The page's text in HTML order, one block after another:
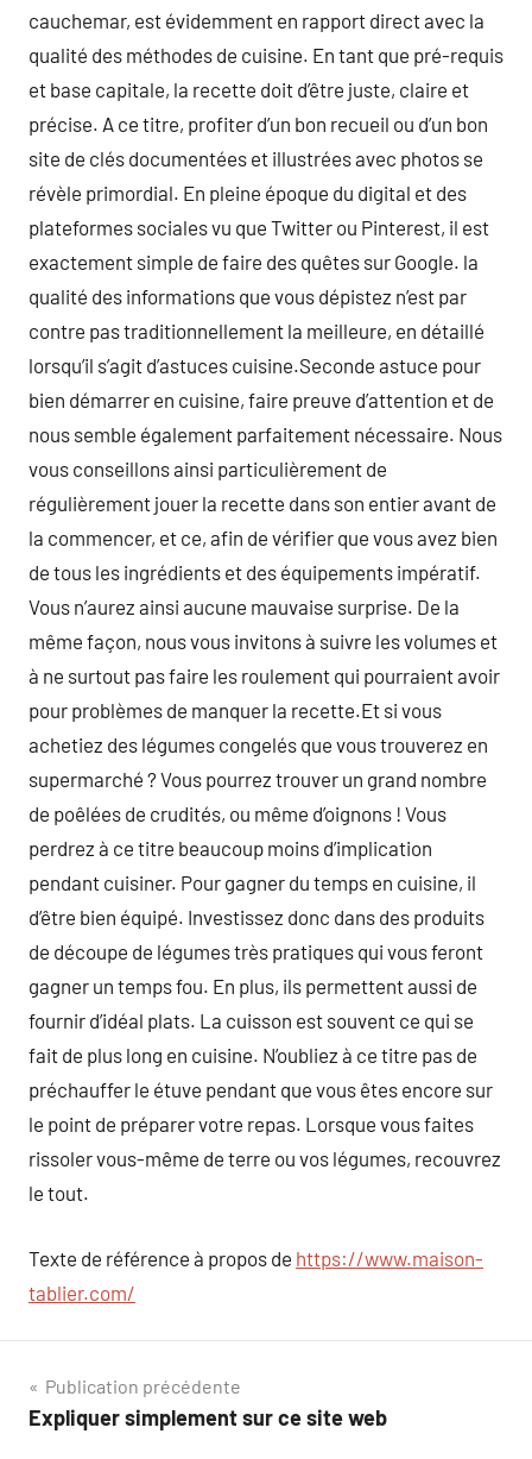
cauchemar, est évidemment en rapport direct avec la
qualité des méthodes de cuisine. En tant que pré-requis
et base capitale, la recette doit d’être juste, claire et
précise. A ce titre, profiter d’un bon recueil ou d’un bon
site de clés documentées et illustrées avec photos se
révèle primordial. En pleine époque du digital et des
plateformes sociales vu que Twitter ou Pinterest, il est
exactement simple de faire des quêtes sur Google. la
qualité des informations que vous dépistez n’est par
contre pas traditionnellement la meilleure, en détaillé
lorsqu’il s’agit d’astuces cuisine.Seconde astuce pour
bien démarrer en cuisine, faire preuve d’attention et de
nous semble également parfaitement nécessaire. Nous
vous conseillons ainsi particulièrement de
régulièrement jouer la recette dans son entier avant de
la commencer, et ce, afin de vérifier que vous avez bien
de tous les ingrédients et des équipements impératif.
Vous n’aurez ainsi aucune mauvaise surprise. De la
même façon, nous vous invitons à suivre les volumes et
à ne surtout pas faire les roulement qui pourraient avoir
pour problèmes de manquer la recette.Et si vous
achetiez des légumes congelés que vous trouverez en
supermarché ? Vous pourrez trouver un grand nombre
de poêlées de crudités, ou même d’oignons ! Vous
perdrez à ce titre beaucoup moins d’implication
pendant cuisiner. Pour gagner du temps en cuisine, il
d’être bien équipé. Investissez donc dans des produits
de découpe de légumes très pratiques qui vous feront
gagner un temps fou. En plus, ils permettent aussi de
fournir d’idéal plats. La cuisson est souvent ce qui se
fait de plus long en cuisine. N’oubliez à ce titre pas de
préchauffer le étuve pendant que vous êtes encore sur
le point de préparer votre repas. Lorsque vous faites
rissoler vous-même de terre ou vos légumes, recouvrez
le tout.
Texte de référence à propos de https://www.maison-
tablier.com/
Navigation
de
Publication précédente
Expliquer simplement sur ce site web